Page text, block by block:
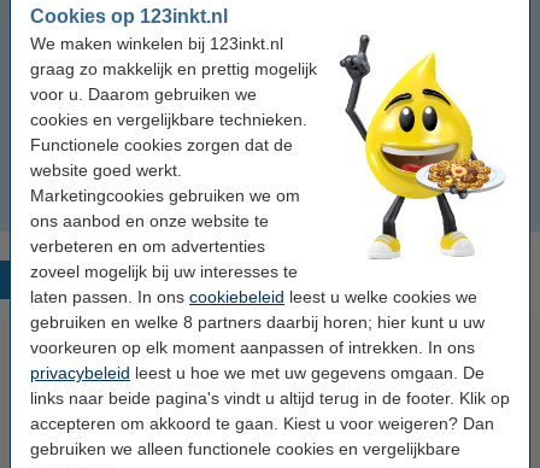
Cookies op 123inkt.nl
We maken winkelen bij 123inkt.nl
graag zo makkelijk en prettig mogelijk
voor u. Daarom gebruiken we
cookies en vergelijkbare technieken.
Functionele cookies zorgen dat de
website goed werkt.
Marketingcookies gebruiken we om
ons aanbod en onze website te
verbeteren en om advertenties
zoveel mogelijk bij uw interesses te
laten passen. In ons cookiebeleid leest u welke cookies we
gebruiken en welke 8 partners daarbij horen; hier kunt u uw
voorkeuren op elk moment aanpassen of intrekken. In ons
privacybeleid leest u hoe we met uw gegevens omgaan. De
links naar beide pagina's vindt u altijd terug in de footer. Klik op
accepteren om akkoord te gaan. Kiest u voor weigeren? Dan
gebruiken we alleen functionele cookies en vergelijkbare
papier
polyester
polypropyleen
vinyl
Populaire producten